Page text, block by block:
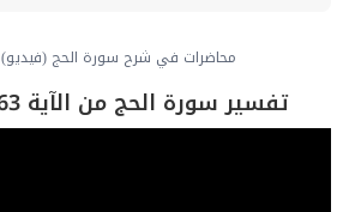
محاضرات في شرح سورة الحج (فيديو)
تفسير سورة الحج من الآية 63 الى الآية 66